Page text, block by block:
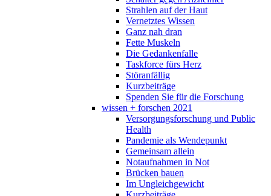
Strahlen auf der Haut
Vernetztes Wissen
Ganz nah dran
Fette Muskeln
Die Gedankenfalle
Taskforce fürs Herz
Störanfällig
Kurzbeiträge
Spenden Sie für die Forschung
wissen + forschen 2021
Versorgungsforschung und Public
Health
Pandemie als Wendepunkt
Gemeinsam allein
Notaufnahmen in Not
Brücken bauen
Im Ungleichgewicht